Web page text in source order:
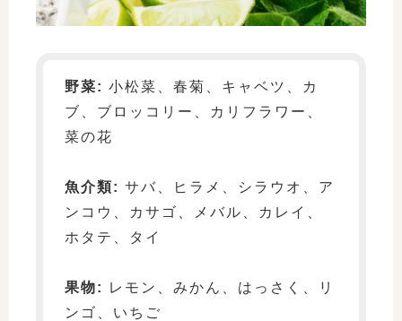
野菜: 小松菜、春菊、キャベツ、カ
ブ、ブロッコリー、カリフラワー、
菜の花
魚介類: サバ、ヒラメ、シラウオ、ア
ンコウ、カサゴ、メバル、カレイ、
ホタテ、タイ
果物:
レモン、みかん、はっさく、リ
ンゴ、いちご